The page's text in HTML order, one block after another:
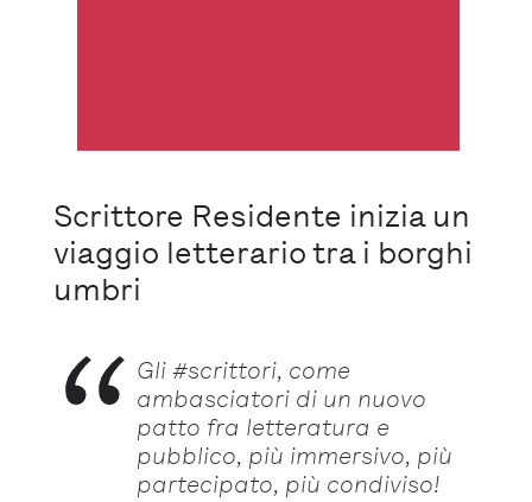
Scrittore Residente inizia un
viaggio letterario tra i borghi
umbri
Gli #scrittori, come
ambasciatori di un nuovo
patto fra letteratura e
pubblico, più immersivo, più
partecipato, più condiviso!